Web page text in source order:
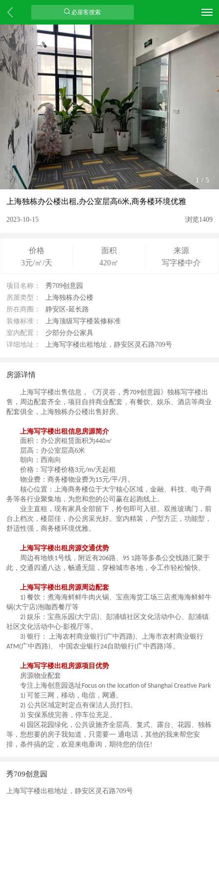
必屋客搜索
1 / 5
上海独栋办公楼出租,办公室层高6米,商务楼环境优雅
2023-10-15 浏览1409
价格
3元/㎡/天
面积
420㎡
来源
写字楼中介
项目名称：
秀709创意园
房屋类型：
上海独栋办公楼
所在商圈：
静安区-延长路
装修标准：
上海顶级写字楼装修标准
室内配置：
少部分办公家具
详细地址：
上海写字楼出租地址，静安区灵石路709号
房源详情
上海写字楼出售信息， 《万灵谷，秀709创意园》独栋写字楼出
售， 周边配套齐全，项目自持商业配套，有餐饮、娱乐、酒店等商业
配套俱全 ，上海独栋办公楼出售好房。
上海写字楼出租信息房源简介
面积 ：办公房租赁面积为440㎡
层高：办公室层高6米
朝向 ：西南向
价格 ：写字楼价格3元/m/天起租
物业费 ：商务楼物业费为15元/平/月。
核心位置 ：上海商务楼位于大宁核心区域，金融、科技、电子商
务等各行业聚集地，为您和您的公司赢在起跑线上。
业主直租 ，现有家具全部留下 ，拎包即可入驻。双推玻璃门 ，前
台上档次 ，楼层佳 ，办公房采光好。室内精装 ， 户型方正 ，功能型 ，
舒适性强 ，商务楼环境优雅。
上海写字楼出租房源交通优势
周边有地铁1号线，附近有206路、 95 1路等多条公交线路汇聚于
此，交通四通八达，畅通无阻 ， 穿梭城市各地，令工作轻松愉快。
上海写字楼出租房源周边配套
1)餐饮 ：煮海海鲜鲜牛肉火锅、宝燕海货工场三店煮海海鲜鲜牛
锅(大宁店)泡咖西餐厅等
2)娱乐 ：宝燕乐园 (大宁店) 、彭浦镇社区文化活动中心、彭浦镇
社区文化活动中心-影视厅等。
3)银行 ： 上海农村商业银行(广中西路) 、上海市农村商业银行
ATM(广中西路) 、 中国农业银行24自助银行(广中西路)等。
上海写字楼出租房源项目优势
房源物业配套
专注上海创意园选址Focus on the location of Shanghai Creative Park
1)可签三网，移动，电信，网通。
2) 公共区域定时定点有保洁人员打扫。
3) 安保系统完善，停车位充足。
4) 园区花园绿化，公共设施齐全层高、复式、露台、花园、独栋
等，您想要的房子我知道，只需要一 通电话，其他的我来帮您安
排，条件搞的定，欢迎来电垂询，期待您的信任!
秀709创意园
上海写字楼出租地址，静安区灵石路709号